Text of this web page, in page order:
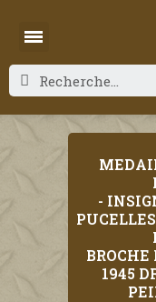
-
1945